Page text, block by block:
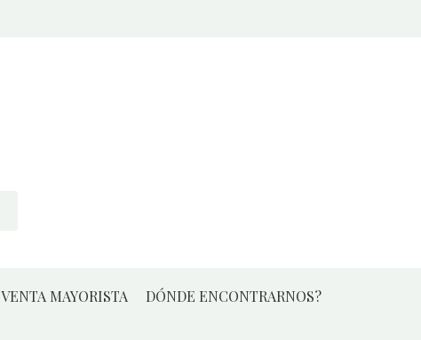
VENTA MAYORISTA DÓNDE ENCONTRARNOS?